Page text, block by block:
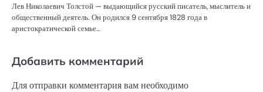
Лев Николаевич Толстой — выдающийся русский писатель, мыслитель и
общественный деятель. Он родился 9 сентября 1828 года в
аристократической семье…
Добавить комментарий
Для отправки комментария вам необходимо